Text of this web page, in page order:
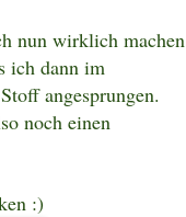
nun wirklich machen
ich dann im
angesprungen.
noch einen
:)